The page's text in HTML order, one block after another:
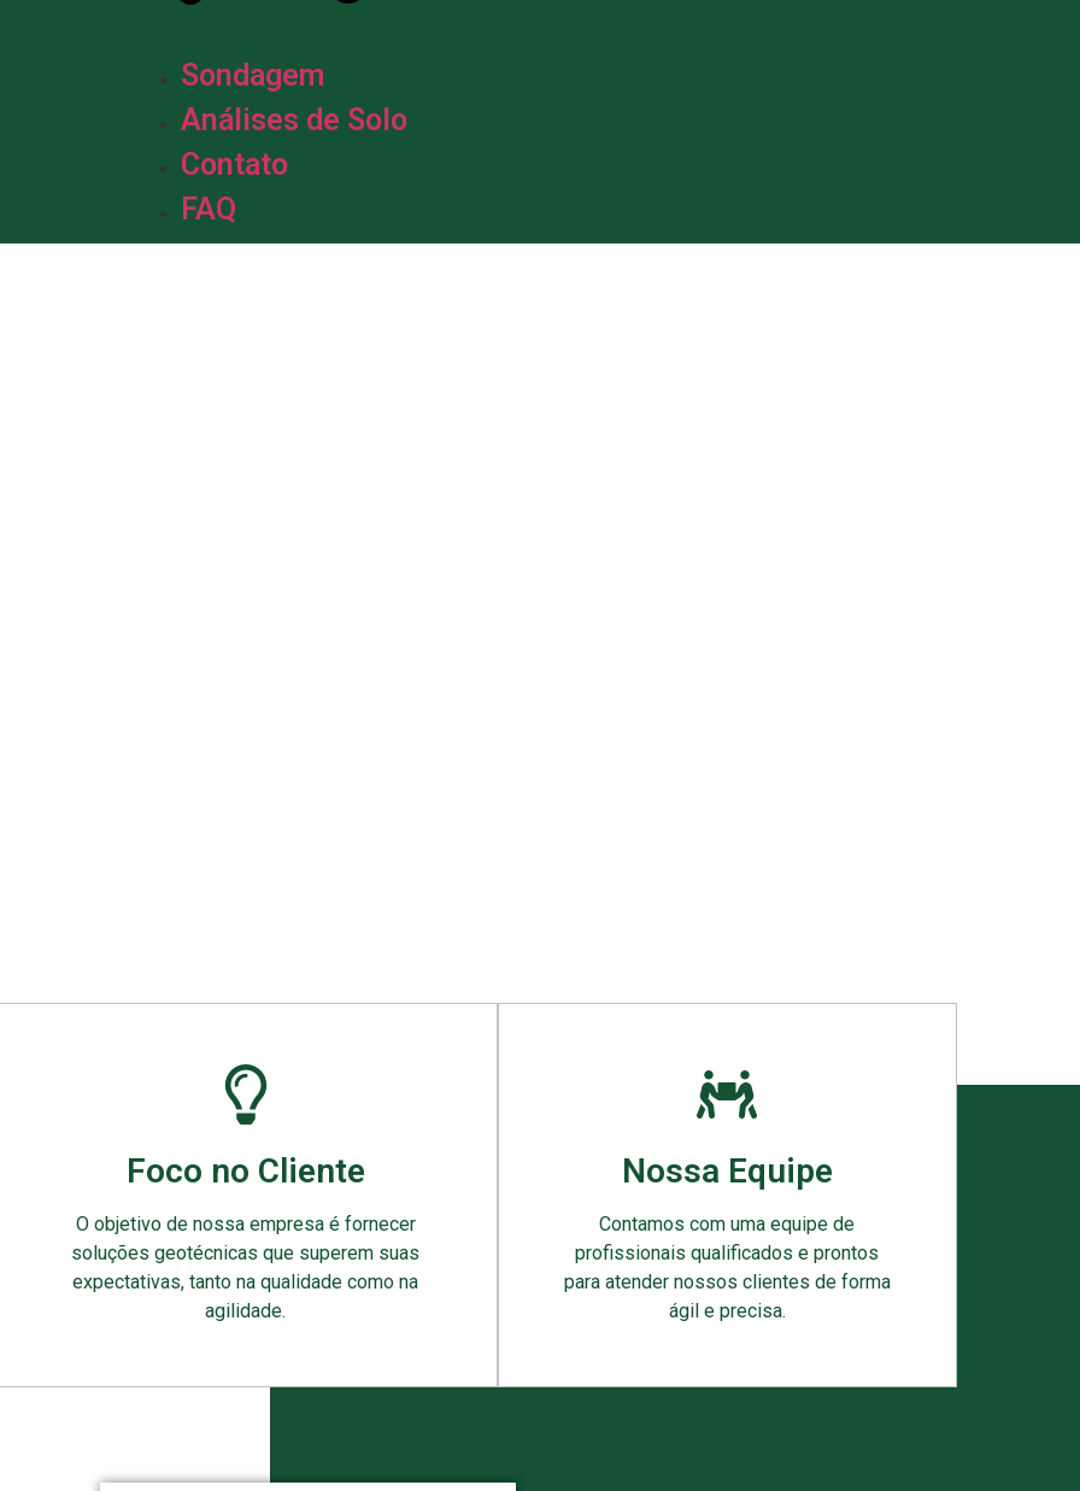
Sondagem
Análises de Solo
Contato
FAQ
Foco no Cliente
O objetivo de nossa empresa é fornecer
soluções geotécnicas que superem suas
expectativas, tanto na qualidade como na
agilidade.
Nossa Equipe
Contamos com uma equipe de
profissionais qualificados e prontos
para atender nossos clientes de forma
ágil e precisa.